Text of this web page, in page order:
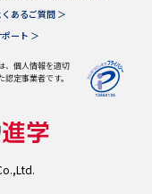
学問検索
あるご質問 ＞
ート ＞
、個人情報を適切
定事業者です。